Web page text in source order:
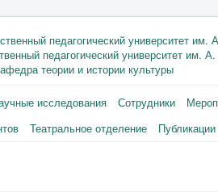
педагогический университет им.
теории и истории культуры
исследования Сотрудники
Театральное отделение Публикации